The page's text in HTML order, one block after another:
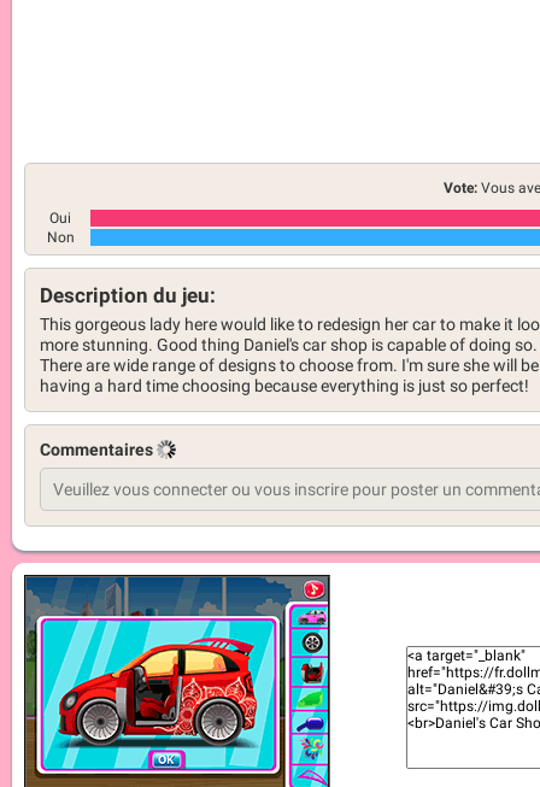
Vote: Vous
Oui
Non
Description du jeu:
This gorgeous lady here would like to redesign her car to make it
more stunning. Good thing Daniel's car shop is capable of doing so.
There are wide range of designs to choose from. I'm sure she will be
having a hard time choosing because everything is just so perfect!
Commentaires